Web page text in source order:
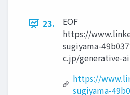
23.
EOF
https://
sugiyama-
c.jp/generative-
https://
sugiyama-